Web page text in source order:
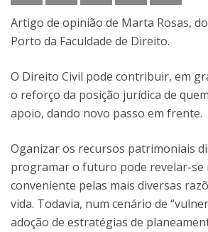
Artigo de opinião de Marta Rosas,
Porto da Faculdade de Direito.
O Direito Civil pode contribuir, em
o reforço da posição jurídica de
apoio, dando novo passo em frente.
Oganizar os recursos patrimoniais
programar o futuro pode revelar-se
conveniente pelas mais diversas
vida. Todavia, num cenário de
adoção de estratégias de